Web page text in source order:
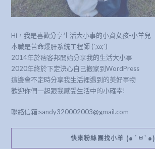
Hi，我是喜歡分享生活大小事的小資女孩-小羊兒
本職是苦命爆肝系統工程師 (´;ω;`)
2014年於痞客邦開始分享我的生活大小事
2020年終於下定決心自己搬家到WordPress
這邊會不定時分享我生活裡遇到的美好事物
歡迎你們一起跟我感受生活中的小確幸!
聯絡信箱:sandy320002003@gmail.com
快來粉絲團找小羊 (๑´ㅂ`๑)